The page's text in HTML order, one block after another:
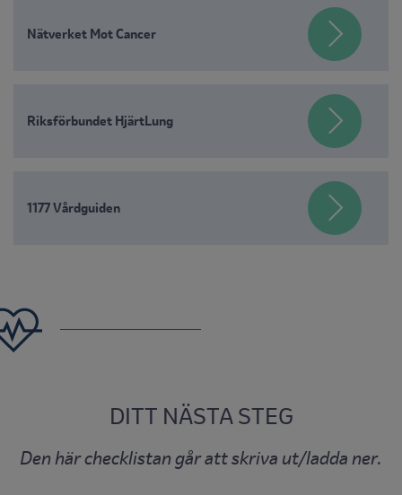
Nätverket Mot Cancer
Riksförbundet HjärtLung
1177 Vårdguiden
DITT NÄSTA STEG
Den här checklistan går att skriva ut/ladda ner.